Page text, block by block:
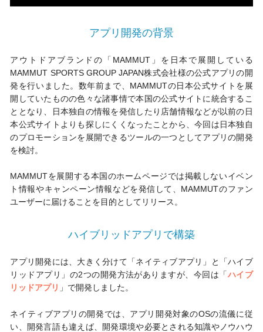
アプリ開発の背景
アウトドアブランドの「MAMMUT」を日本で展開している
MAMMUT SPORTS GROUP JAPAN株式会社様の公式アプリの開
発を行いました。数年前まで、MAMMUTの日本公式サイトを展
開していたものの色々な諸事情で本国の公式サイトに統合するこ
ととなり、日本独自の情報を発信したり店舗情報などが以前の日
本公式サイトよりも探しにくくなったことから、今回は日本独自
のプロモーションを展開できるツールの一つとしてアプリの開発
を検討。
MAMMUTを展開する本国のホームページでは掲載しないイベン
ト情報やキャンペーン情報などを発信して、MAMMUTのファン
ユーザーに届けることを目的としてリリース。
ハイブリッドアプリで構築
アプリ開発には、大きく分けて「ネイティブアプリ」と「ハイブ
リッドアプリ」の2つの開発方法がありますが、今回は「ハイブ
リッドアプリ 」で開発しました。
ネイティブアプリの開発では、アプリ開発対象のOSの流儀に従
い、開発言語も違えば、開発環境や必要とされる知識やノウハウ